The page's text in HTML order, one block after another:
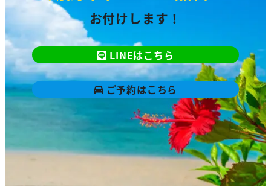
お付けします！
LINEはこちら
ご予約はこちら